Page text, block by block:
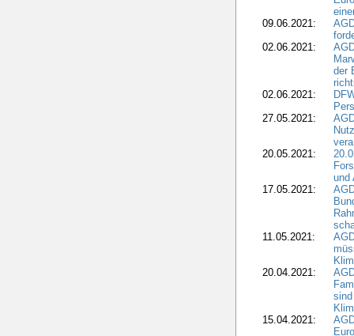
09.06.2021:
02.06.2021:
der
02.06.2021:
27.05.2021:
20.05.2021:
und
17.05.2021:
11.05.2021:
20.04.2021:
15.04.2021: